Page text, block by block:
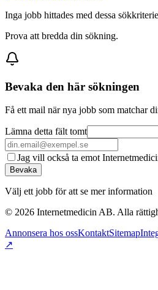
Inga jobb hittades med dessa
Prova att bredda din sökning.
Bevaka den här sökningen
Få ett mail när nya jobb som matchar
Lämna detta fält tomt
Jag vill också ta emot
Bevaka
Välj ett jobb för att se mer information
© 2026 Internetmedicin AB. Alla
Annonsera hos ossKontaktSitemap
↗